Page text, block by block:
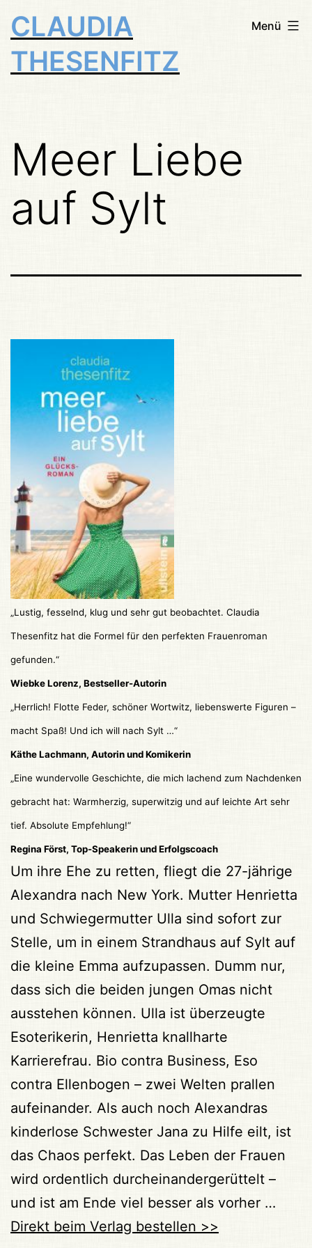
Inhalt
springen
CLAUDIA
THESENFITZ
Menü
Meer Liebe
auf Sylt
„Lustig, fesselnd, klug und sehr gut beobachtet. Claudia
Thesenfitz hat die Formel für den perfekten Frauenroman
gefunden.“
Wiebke Lorenz, Bestseller-Autorin
„Herrlich! Flotte Feder, schöner Wortwitz, liebenswerte Figuren –
macht Spaß! Und ich will nach Sylt …“
Käthe Lachmann, Autorin und Komikerin
„Eine wundervolle Geschichte, die mich lachend zum Nachdenken
gebracht hat: Warmherzig, superwitzig und auf leichte Art sehr
tief. Absolute Empfehlung!“
Regina Först, Top-Speakerin und Erfolgscoach
Um ihre Ehe zu retten, fliegt die 27-jährige
Alexandra nach New York. Mutter Henrietta
und Schwiegermutter Ulla sind sofort zur
Stelle, um in einem Strandhaus auf Sylt auf
die kleine Emma aufzupassen. Dumm nur,
dass sich die beiden jungen Omas nicht
ausstehen können. Ulla ist überzeugte
Esoterikerin, Henrietta knallharte
Karrierefrau. Bio contra Business, Eso
contra Ellenbogen – zwei Welten prallen
aufeinander. Als auch noch Alexandras
kinderlose Schwester Jana zu Hilfe eilt, ist
das Chaos perfekt. Das Leben der Frauen
wird ordentlich durcheinandergerüttelt –
und ist am Ende viel besser als vorher …
Direkt beim Verlag bestellen >>